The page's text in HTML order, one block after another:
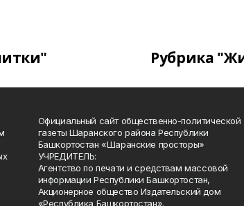
Рубрика
Официальный сайт общественно-политической
газеты Шаранского района Республики
Башкортостан «Шаранские просторы»
УЧРЕДИТЕЛЬ:
Агентство по печати и средствам массовой
информации Республики Башкортостан,
Акционерное общество Издательский дом
«Республика Башкортостан».